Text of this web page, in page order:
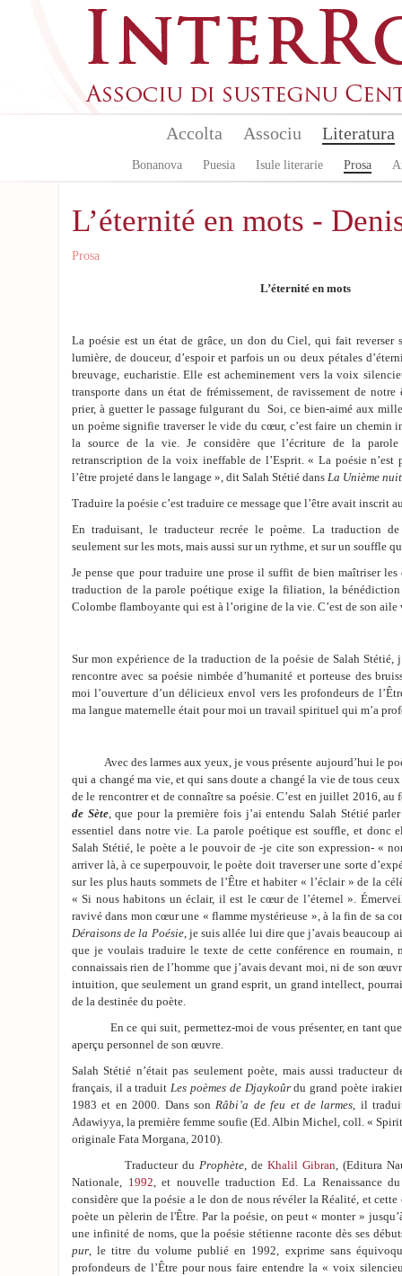
Accolta Associu Literatura
Bonanova Puesia Isule literarie Prosa
L’éternité en mots -
Prosa
L’éternité en mots
La poésie est un état de grâce, un don du Ciel, qui fait reverser
lumière, de douceur, d’espoir et parfois un ou deux pétales
breuvage, eucharistie. Elle est acheminement vers la voix
transporte dans un état de frémissement, de ravissement de
prier, à guetter le passage fulgurant du Soi, ce bien-aimé aux
un poème signifie traverser le vide du cœur, c’est faire un chemin
la source de la vie. Je considère que l’écriture de la
retranscription de la voix ineffable de l’Esprit. « La poésie n’est
l’être projeté dans le langage », dit Salah Stétié dans La Unième nuit
Traduire la poésie c’est traduire ce message que l’être avait inscrit
En traduisant, le traducteur recrée le poème. La traduction
seulement sur les mots, mais aussi sur un rythme, et sur un souffle
Je pense que pour traduire une prose il suffit de bien maîtriser les
traduction de la parole poétique exige la filiation, la
Colombe flamboyante qui est à l’origine de la vie. C’est de son aile
Sur mon expérience de la traduction de la poésie de Salah Stétié,
rencontre avec sa poésie nimbée d’humanité et porteuse des
moi l’ouverture d’un délicieux envol vers les profondeurs de
ma langue maternelle était pour moi un travail spirituel qui m’a
Avec des larmes aux yeux, je vous présente aujourd’hui le
qui a changé ma vie, et qui sans doute a changé la vie de tous
de le rencontrer et de connaître sa poésie. C’est en juillet 2016, au
de Sète, que pour la première fois j’ai entendu Salah Stétié
essentiel dans notre vie. La parole poétique est souffle, et donc
Salah Stétié, le poète a le pouvoir de -je cite son expression- «
arriver là, à ce superpouvoir, le poète doit traverser une sorte
sur les plus hauts sommets de l’Être et habiter « l’éclair » de la
« Si nous habitons un éclair, il est le cœur de l’éternel ».
ravivé dans mon cœur une « flamme mystérieuse », à la fin de sa
Déraisons de la Poésie, je suis allée lui dire que j’avais beaucoup
que je voulais traduire le texte de cette conférence en roumain,
connaissais rien de l’homme que j’avais devant moi, ni de son
intuition, que seulement un grand esprit, un grand intellect,
de la destinée du poète.
En ce qui suit, permettez-moi de vous présenter, en tant que
aperçu personnel de son œuvre.
Salah Stétié n’était pas seulement poète, mais aussi traducteur
français, il a traduitLes poèmes de Djaykoûrdu grand poète
1983 et en 2000. Dans sonRâbi’a de feu et de larmes, il
Adawiyya, la première femme soufie (Ed. Albin Michel, coll. «
originale Fata Morgana, 2010).
Traducteur du Prophète, deKhalil Gibran, (Editura
Nationale, 1992, et nouvelle traduction Ed. La Renaissance
considère que la poésie a le don de nous révéler la Réalité, et
poète un pèlerin de l'Être. Par la poésie, on peut « monter »
une infinité de noms, que la poésie stétienne raconte dès ses
pur, le titre du volume publié en 1992, exprime sans
profondeurs de l’Être pour nous faire entendre la « voix